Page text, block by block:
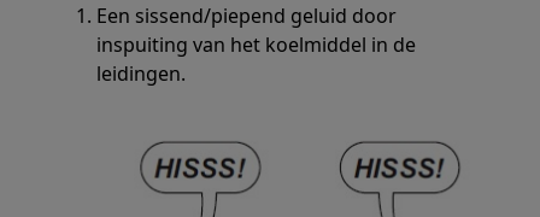
Een sissend/piepend geluid door
inspuiting van het koelmiddel in de
leidingen.